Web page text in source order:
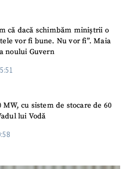
că dacă schimbăm miniștrii o
vor fi bune. Nu vor fi”. Maia
noului Guvern
cu sistem de stocare de 60
lui Vodă